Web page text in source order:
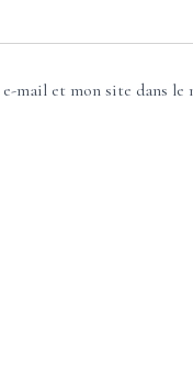
mail et mon site dans